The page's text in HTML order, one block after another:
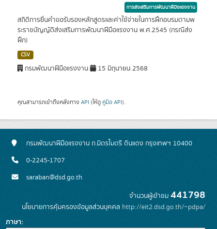
การส่งเสริมการพัฒนาฝีมือแรงงาน
สถิติการยื่นคำขอรับรองหลักสูตรและค่าใช้จ่ายในการฝึกอบรมตามพ
ระราชบัญญัติส่งเสริมการพัฒนาฝีมือแรงงาน พ.ศ.2545 (กรณีส่ง
ฝึก)
CSV
กรมพัฒนาฝีมือแรงงาน 15 มิถุนายน 2568
คุณสามารถเข้าถึงคลังทาง API (ให้ดู คู่มือ API).
กรมพัฒนาฝีมือแรงงาน ถ.มิตรไมตรี ดินแดง กรุงเทพฯ 10400
0-2245-1707
saraban@dsd.go.th
จำนวนผู้เข้าชม 441798
นโยบายการคุ้มครองข้อมูลส่วนบุคคล http://eit2.dsd.go.th/~pdpa/
ภาษา